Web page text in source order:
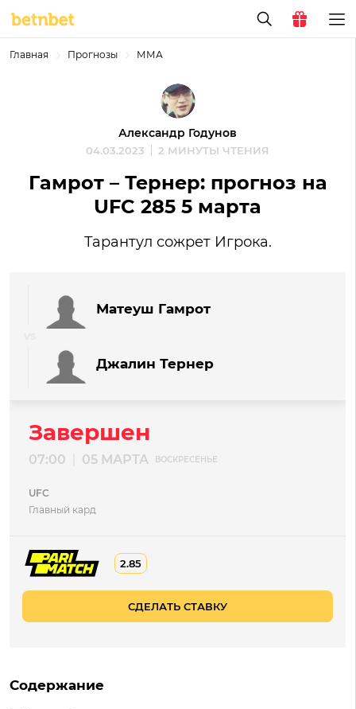
Главная Прогнозы ММА
Александр Годунов
04.03.2023 2 МИНУТЫ ЧТЕНИЯ
Гамрот – Тернер: прогноз на
UFC 285 5 марта
Тарантул сожрет Игрока.
Матеуш Гамрот
Джалин Тернер
Завершен
07:00 05 МАРТА ВОСКРЕСЕНЬЕ
UFC
Главный кард
2.85
СДЕЛАТЬ СТАВКУ
Содержание